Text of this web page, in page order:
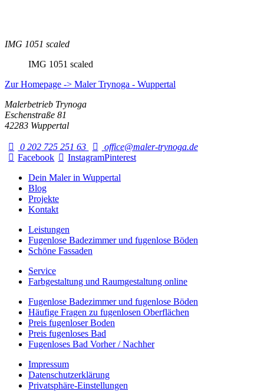
IMG 1051 scaled
IMG 1051 scaled
Zur Homepage -> Maler Trynoga - Wuppertal
Malerbetrieb Trynoga
Eschenstraße 81
42283 Wuppertal
0 202 725 251 63
office@maler-trynoga.de
Facebook
InstagramPinterest
Dein Maler in Wuppertal
Blog
Projekte
Kontakt
Leistungen
Fugenlose Badezimmer und fugenlose Böden
Schöne Fassaden
Service
Farbgestaltung und Raumgestaltung online
Fugenlose Badezimmer und fugenlose Böden
Häufige Fragen zu fugenlosen Oberflächen
Preis fugenloser Boden
Preis fugenloses Bad
Fugenloses Bad Vorher / Nachher
Impressum
Datenschutzerklärung
Privatsphäre-Einstellungen